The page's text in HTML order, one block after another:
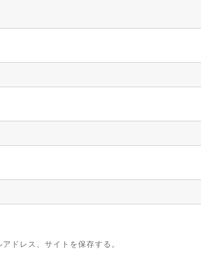
ドレス、サイトを保存する。